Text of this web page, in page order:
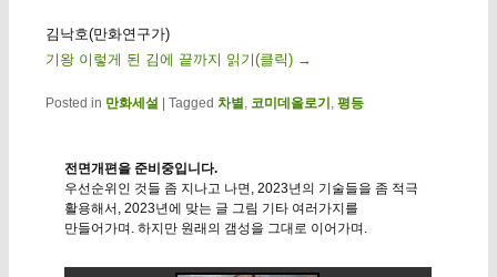
김낙호(만화연구가)
기왕 이렇게 된 김에 끝까지 읽기(클릭) →
Posted in 만화세설 | Tagged 차별 코미데올로기 평등
전면개편을 준비중입니다.
우선순위인 것들 좀 지나고 나면, 2023년의 기술들을 좀 적극
활용해서, 2023년에 맞는 글 그림 기타 여러가지를
만들어가며. 하지만 원래의 갬성을 그대로 이어가며.